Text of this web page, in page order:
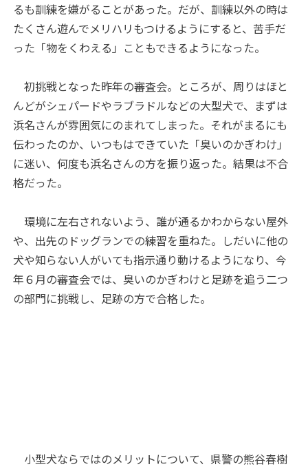
るも訓練を嫌がることがあった。だが、訓練以外の時は
たくさん遊んでメリハリもつけるようにすると、苦手だ
った「物をくわえる」こともできるようになった。
初挑戦となった昨年の審査会。ところが、周りはほと
んどがシェパードやラブラドルなどの大型犬で、まずは
浜名さんが雰囲気にのまれてしまった。それがまるにも
伝わったのか、いつもはできていた「臭いのかぎわけ」
に迷い、何度も浜名さんの方を振り返った。結果は不合
格だった。
環境に左右されないよう、誰が通るかわからない屋外
や、出先のドッグランでの練習を重ねた。しだいに他の
犬や知らない人がいても指示通り動けるようになり、今
年６月の審査会では、臭いのかぎわけと足跡を追う二つ
の部門に挑戦し、足跡の方で合格した。
小型犬ならではのメリットについて、県警の熊谷春樹